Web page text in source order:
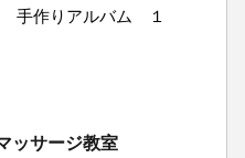
手作りアルバム １
ッサージ教室